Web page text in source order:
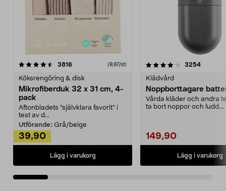
3816recensioner (9,97/st)
Köksrengöring & disk
Mikrofiberduk 32 x 31 cm, 4-
pack
Aftonbladets "självklara favorit” i
test av d...
Utförande: Grå/beige
39,90
Lägg i varukorg
4.0av 5 stjärnor 3254
Klädvård
Noppborttagare
Vårda kläder och andra
ta bort noppor och ludd.
149,90
Lägg i varukorg
4.5av 5 stjärnor